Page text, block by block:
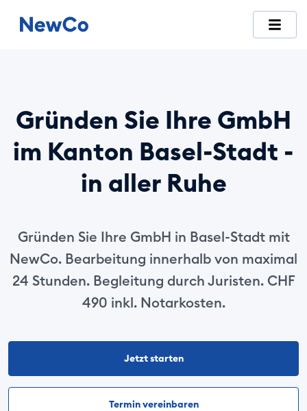
Gründen Sie Ihre GmbH
im Kanton Basel-Stadt -
in aller Ruhe
Gründen Sie Ihre GmbH in Basel-Stadt mit
NewCo. Bearbeitung innerhalb von maximal
24 Stunden. Begleitung durch Juristen. CHF
490 inkl. Notarkosten.
Jetzt starten
Termin vereinbaren